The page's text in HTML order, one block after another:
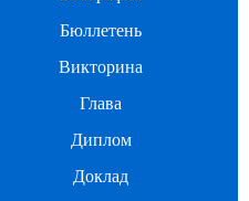
Бюллетень
Викторина
Глава
Диплом
Доклад